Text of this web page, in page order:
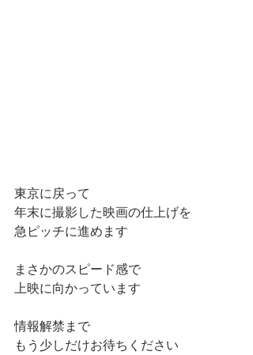
東京に戻って
年末に撮影した映画の仕上げを
急ピッチに進めます
まさかのスピード感で
上映に向かっています
情報解禁まで
もう少しだけお待ちください